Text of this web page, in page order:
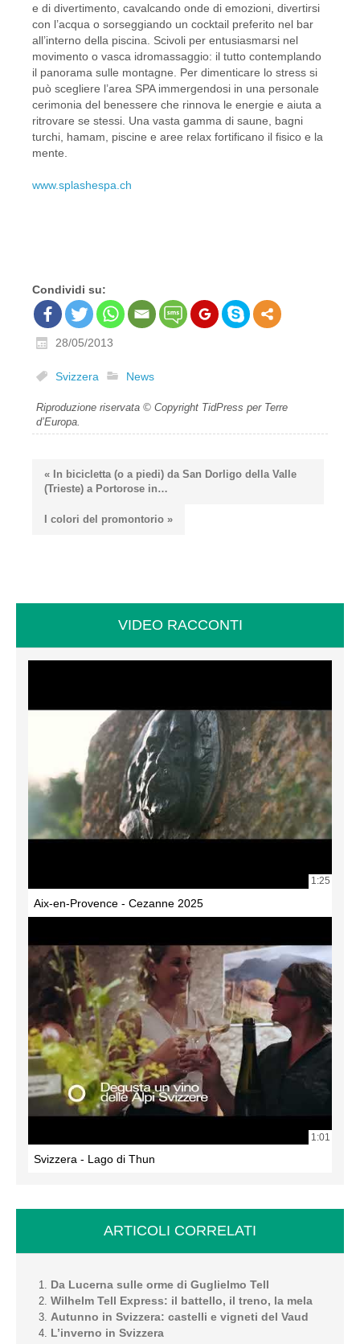
e di divertimento, cavalcando onde di emozioni, divertirsi
con l’acqua o sorseggiando un cocktail preferito nel bar
all’interno della piscina. Scivoli per entusiasmarsi nel
movimento o vasca idromassaggio: il tutto contemplando
il panorama sulle montagne. Per dimenticare lo stress si
può scegliere l’area SPA immergendosi in una personale
cerimonia del benessere che rinnova le energie e aiuta a
ritrovare se stessi. Una vasta gamma di saune, bagni
turchi, hamam, piscine e aree relax fortificano il fisico e la
mente.
www.splashespa.ch
Condividi su:
28/05/2013
Svizzera News
Riproduzione riservata © Copyright TidPress per Terre
d’Europa.
« In bicicletta (o a piedi) da San Dorligo della Valle
(Trieste) a Portorose in…
I colori del promontorio »
VIDEO RACCONTI
1:25
Aix-en-Provence - Cezanne 2025
1:01
Svizzera - Lago di Thun
ARTICOLI CORRELATI
Da Lucerna sulle orme di Guglielmo Tell
Wilhelm Tell Express: il battello, il treno, la mela
Autunno in Svizzera: castelli e vigneti del Vaud
L’inverno in Svizzera